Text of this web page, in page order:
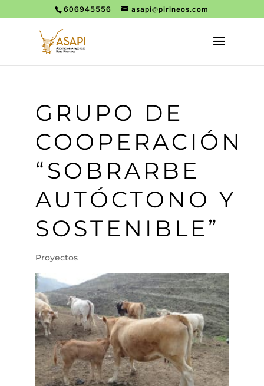
606945556 asapi@pirineos.com
GRUPO DE
COOPERACIÓN
“SOBRARBE
AUTÓCTONO Y
SOSTENIBLE”
Proyectos